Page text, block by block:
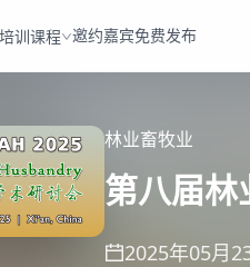
培训课程 邀约嘉宾免费发布
林业畜牧业
第八届林
2025年05月